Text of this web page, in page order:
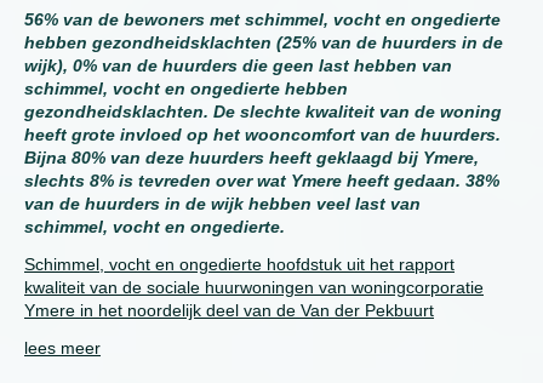
56% van de bewoners met schimmel, vocht en ongedierte
hebben gezondheidsklachten (25% van de huurders in de
wijk), 0% van de huurders die geen last hebben van
schimmel, vocht en ongedierte hebben
gezondheidsklachten. De slechte kwaliteit van de woning
heeft grote invloed op het wooncomfort van de huurders.
Bijna 80% van deze huurders heeft geklaagd bij Ymere,
slechts 8% is tevreden over wat Ymere heeft gedaan. 38%
van de huurders in de wijk hebben veel last van
schimmel, vocht en ongedierte.
Schimmel, vocht en ongedierte hoofdstuk uit het rapport
kwaliteit van de sociale huurwoningen van woningcorporatie
Ymere in het noordelijk deel van de Van der Pekbuurt
lees meer